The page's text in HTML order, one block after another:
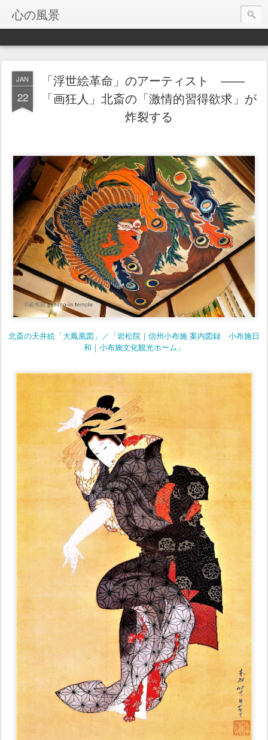
心の風景
JAN
22
「浮世絵革命」のアーティスト ――
「画狂人」北斎の「激情的習得欲求」が
炸裂する
北斎の天井絵「大鳳凰図」／「岩松院｜信州小布施 案内図録 小布施日
和｜小布施文化観光ホーム」